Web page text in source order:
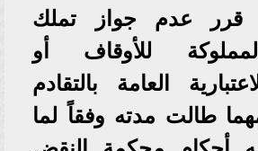
عدم جواز تملك
للأوقاف أو
العامة بالتقادم
طالت مدته وفقاً لما